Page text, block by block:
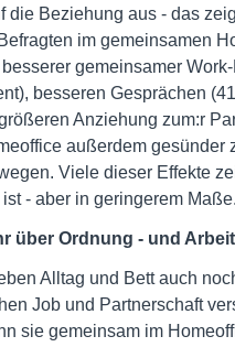
Beziehung aus - das
im gemeinsamen
gemeinsamer
besseren Gesprächen
Anziehung zum:r
außerdem gesünder
Viele dieser Effekte
- aber in geringerem Maße.
über Ordnung - und
Alltag und Bett auch
Job und Partnerschaft
sie gemeinsam im